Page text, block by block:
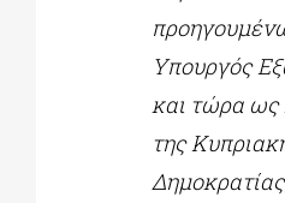
Υπουργός
και τώρα ως
της